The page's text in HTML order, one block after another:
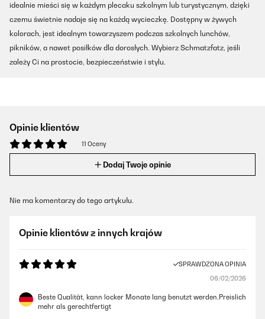
idealnie mieści się w każdym plecaku szkolnym lub turystycznym, dzięki
czemu świetnie nadaje się na każdą wycieczkę. Dostępny w żywych
kolorach, jest idealnym towarzyszem podczas szkolnych lunchów,
pikników, a nawet posiłków dla dorosłych. Wybierz Schmatzfatz, jeśli
zależy Ci na prostocie, bezpieczeństwie i stylu.
Opinie klientów
11 Oceny
Dodaj Twoje opinie
Nie ma komentarzy do tego artykułu.
Opinie klientów z innych krajów
SPRAWDZONA OPINIA
06/02/2026
Beste Qualität, kann locker Monate lang benutzt werden.Preislich
mehr als gerechtfertigt